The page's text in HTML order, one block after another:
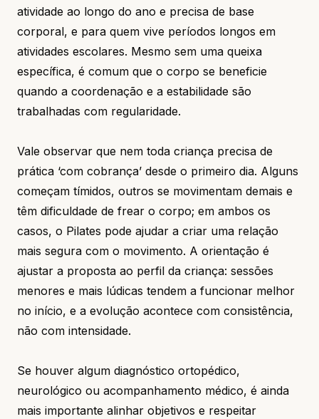
atividade ao longo do ano e precisa de base
corporal, e para quem vive períodos longos em
atividades escolares. Mesmo sem uma queixa
específica, é comum que o corpo se beneficie
quando a coordenação e a estabilidade são
trabalhadas com regularidade.
Vale observar que nem toda criança precisa de
prática ‘com cobrança’ desde o primeiro dia. Alguns
começam tímidos, outros se movimentam demais e
têm dificuldade de frear o corpo; em ambos os
casos, o Pilates pode ajudar a criar uma relação
mais segura com o movimento. A orientação é
ajustar a proposta ao perfil da criança: sessões
menores e mais lúdicas tendem a funcionar melhor
no início, e a evolução acontece com consistência,
não com intensidade.
Se houver algum diagnóstico ortopédico,
neurológico ou acompanhamento médico, é ainda
mais importante alinhar objetivos e respeitar